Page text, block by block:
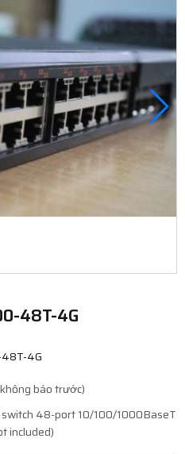
48T-4G
4G
báo trước)
48-port 10/100/1000BaseT
included)